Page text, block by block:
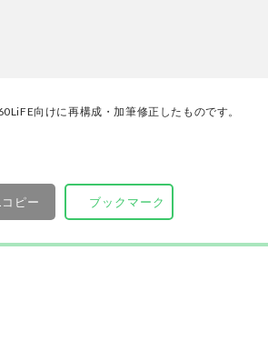
向けに再構成・加筆修正したものです。
ピー ブックマーク